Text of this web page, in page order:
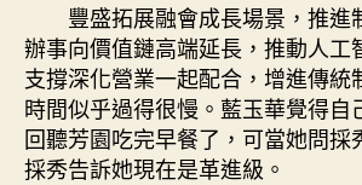
豐盛拓展融會成長場景，推進
辦事向價值鏈高端延長，推動人工
支撐深化營業一起配合，增進傳統
時間似乎過得很慢。藍玉華覺得自
回聽芳園吃完早餐了，可當她問採
採秀告訴她現在是革進級。